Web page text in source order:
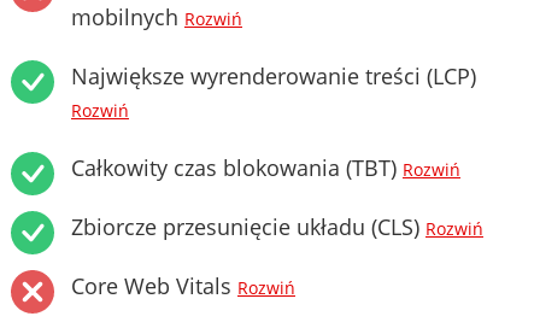
mobilnych Rozwiń
Największe wyrenderowanie treści (LCP)
Rozwiń
Całkowity czas blokowania (TBT) Rozwiń
Zbiorcze przesunięcie układu (CLS) Rozwiń
Core Web Vitals Rozwiń